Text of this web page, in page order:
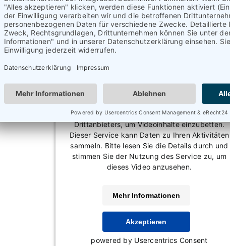
Wir benötigen Ihre Zustimmung, um den
Vimeo-Service zu laden!
Wir verwenden einen Service eines
Drittanbieters, um Videoinhalte einzubetten.
Dieser Service kann Daten zu Ihren Aktivitäten
sammeln. Bitte lesen Sie die Details durch und
stimmen Sie der Nutzung des Service zu, um
dieses Video anzusehen.
Mehr Informationen
Akzeptieren
powered by Usercentrics Consent